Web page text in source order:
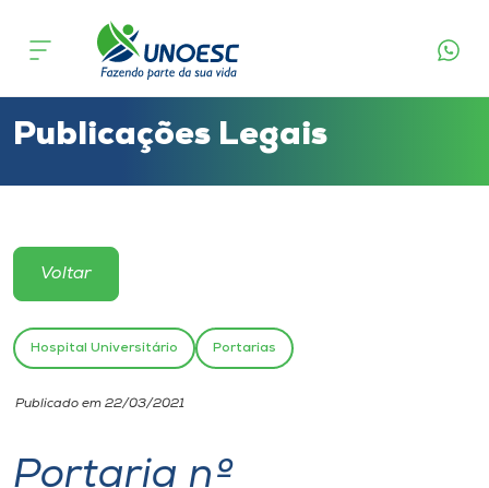
Cursos
Atendimento ao Estudante
Portal de Ensino
Unoesc
Internacionalização
Publicações Legais
Voltar
Hospital Universitário Portarias
Publicado em 22/03/2021
Portaria nº